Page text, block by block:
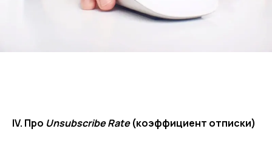
IV. Про Unsubscribe Rate(коэффициент отписки)